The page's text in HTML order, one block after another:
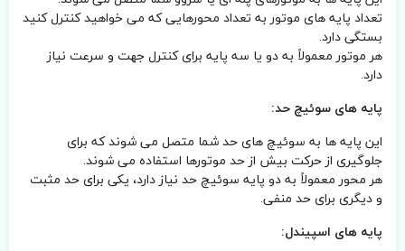
تعداد پایه های موتور به تعداد محورهایی که می خواهید کنترل کنید
بستگی دارد.
هر موتور معمولاً به دو یا سه پایه برای کنترل جهت و سرعت نیاز
دارد.
پایه های سوئیچ حد:
این پایه ها به سوئیچ های حد شما متصل می شوند که برای
جلوگیری از حرکت بیش از حد موتورها استفاده می شوند.
هر محور معمولاً به دو پایه سوئیچ حد نیاز دارد، یکی برای حد مثبت
و دیگری برای حد منفی.
پایه های اسپیندل: